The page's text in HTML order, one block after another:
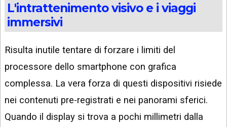
L'intrattenimento visivo e i viaggi
immersivi
Risulta inutile tentare di forzare i limiti del
processore dello smartphone con grafica
complessa. La vera forza di questi dispositivi risiede
nei contenuti pre-registrati e nei panorami sferici.
Quando il display si trova a pochi millimetri dalla